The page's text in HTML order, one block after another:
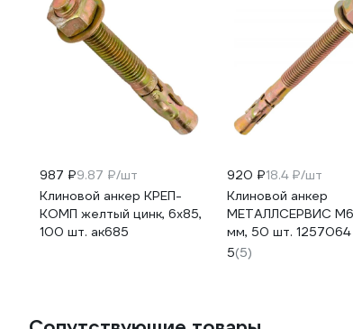
987 ₽9.87 ₽/шт
Клиновой анкер КРЕП-
КОМП желтый цинк, 6x85,
100 шт. ак685
920 ₽18.4 ₽/шт
Клиновой анкер
МЕТАЛЛСЕРВИС
мм, 50 шт. 1257064
5(5)